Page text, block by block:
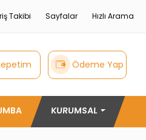
Takibi Sayfalar Hızlı Arama
Ödeme Yap
KURUMSAL